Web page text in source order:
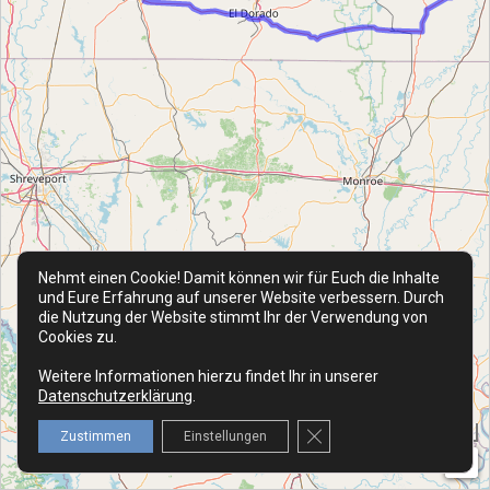
Nehmt einen Cookie! Damit können wir für Euch die Inhalte
und Eure Erfahrung auf unserer Website verbessern. Durch
die Nutzung der Website stimmt Ihr der Verwendung von
Cookies zu.
Weitere Informationen hierzu findet Ihr in unserer
Datenschutzerklärung
Zustimmen Einstellungen GDPR Cookie-Banner